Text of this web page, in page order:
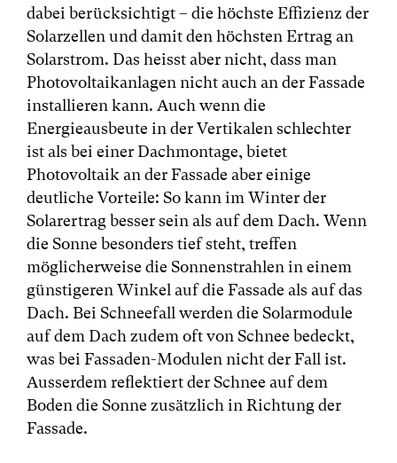
dabei berücksichtigt – die höchste Effizienz der
Solarzellen und damit den höchsten Ertrag an
Solarstrom. Das heisst aber nicht, dass man
Photovoltaikanlagen nicht auch an der Fassade
installieren kann. Auch wenn die
Energieausbeute in der Vertikalen schlechter
ist als bei einer Dachmontage, bietet
Photovoltaik an der Fassade aber einige
deutliche Vorteile: So kann im Winter der
Solarertrag besser sein als auf dem Dach. Wenn
die Sonne besonders tief steht, treffen
möglicherweise die Sonnenstrahlen in einem
günstigeren Winkel auf die Fassade als auf das
Dach. Bei Schneefall werden die Solarmodule
auf dem Dach zudem oft von Schnee bedeckt,
was bei Fassaden-Modulen nicht der Fall ist.
Ausserdem reflektiert der Schnee auf dem
Boden die Sonne zusätzlich in Richtung der
Fassade.